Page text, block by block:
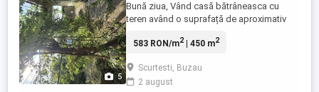
5
Bună ziua, Vând casă bătrâneasca cu
teren având o suprafață de aproximativ
si fântână. Gaze la poartă si instalație
multe detalii mai puteți contacta telefonic
la numărul de telefon . Mulțumesc!
583 RON/m2| 450 m2
Scurtesti, Buzau
2 august